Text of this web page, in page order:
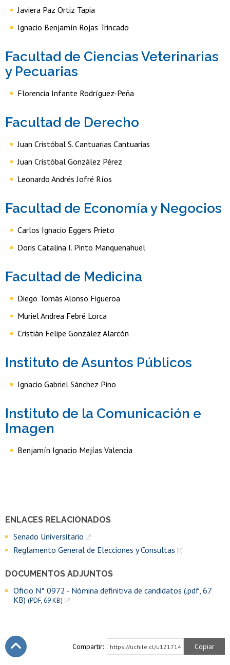
ENLACES RELACIONADOS
Senado Universitario
Reglamento General de Elecciones y Consultas
DOCUMENTOS ADJUNTOS
Oficio N° 0972 - Nómina definitiva de candidatos (.pdf, 67
KB) (PDF, 69 KB)
Javiera Paz Ortiz Tapia
Ignacio Benjamín Rojas Trincado
Facultad de Ciencias Veterinarias
y Pecuarias
Florencia Infante Rodríguez-Peña
Facultad de Derecho
Juan Cristóbal S. Cantuarias Cantuarias
Juan Cristóbal González Pérez
Leonardo Andrés Jofré Ríos
Facultad de Economía y Negocios
Carlos Ignacio Eggers Prieto
Doris Catalina I. Pinto Manquenahuel
Facultad de Medicina
Diego Tomás Alonso Figueroa
Muriel Andrea Febré Lorca
Cristián Felipe González Alarcón
Instituto de Asuntos Públicos
Ignacio Gabriel Sánchez Pino
Instituto de la Comunicación e
Imagen
Benjamín Ignacio Mejías Valencia
Compartir: https://uchile.cl/u121714 Copiar